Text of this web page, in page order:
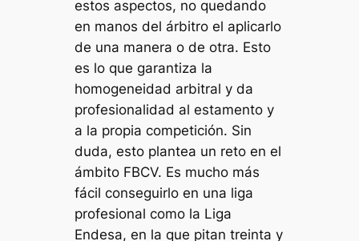
estos aspectos, no quedando
en manos del árbitro el aplicarlo
de una manera o de otra. Esto
es lo que garantiza la
homogeneidad arbitral y da
profesionalidad al estamento y
a la propia competición. Sin
duda, esto plantea un reto en el
ámbito FBCV. Es mucho más
fácil conseguirlo en una liga
profesional como la Liga
Endesa, en la que pitan treinta y